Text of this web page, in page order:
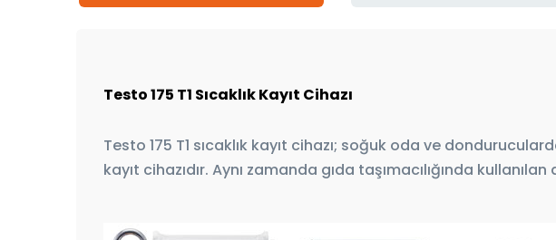
Testo 175 T1 Sıcaklık Kayıt Cihazı
Testo 175 T1 sıcaklık kayıt cihazı; soğuk oda ve
kayıt cihazıdır. Aynı zamanda gıda taşımacılığında